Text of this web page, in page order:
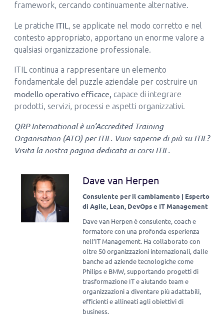
framework, cercando continuamente alternative.
Le pratiche ITIL , se applicate nel modo corretto e nel
contesto appropriato, apportano un enorme valore a
qualsiasi organizzazione professionale.
ITIL continua a rappresentare un elemento
fondamentale del puzzle aziendale per costruire un
modello operativo efficace, capace di integrare
prodotti, servizi, processi e aspetti organizzativi.
QRP International è un’Accredited Training
Organisation (ATO) per ITIL. Vuoi saperne di più su ITIL?
Visita la nostra pagina dedicata ai corsi ITIL.
Dave van Herpen
Consulente per il cambiamento | Esperto
di Agile, Lean, DevOps e IT Management
Dave van Herpen è consulente, coach e
formatore con una profonda esperienza
nell’IT Management. Ha collaborato con
oltre 50 organizzazioni internazionali, dalle
banche ad aziende tecnologiche come
Philips e BMW, supportando progetti di
trasformazione IT e aiutando team e
organizzazioni a diventare più adattabili,
efficienti e allineati agli obiettivi di
business.